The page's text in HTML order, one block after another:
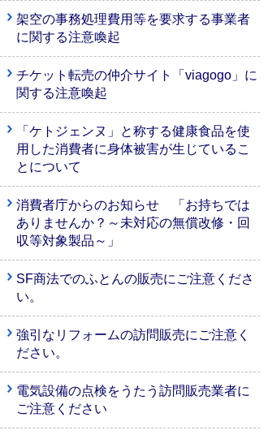
架空の事務処理費用等を要求する事業者
に関する注意喚起
チケット転売の仲介サイト「viagogo」に
関する注意喚起
「ケトジェンヌ」と称する健康食品を使
用した消費者に身体被害が生じているこ
とについて
消費者庁からのお知らせ 「お持ちでは
ありませんか？～未対応の無償改修・回
収等対象製品～」
SF商法でのふとんの販売にご注意くださ
い。
強引なリフォームの訪問販売にご注意く
ださい。
電気設備の点検をうたう訪問販売業者に
ご注意ください